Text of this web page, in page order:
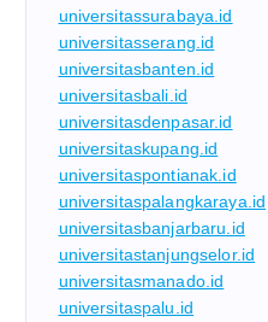
universitassurabaya.id
universitasserang.id
universitasbanten.id
universitasbali.id
universitasdenpasar.id
universitaskupang.id
universitaspontianak.id
universitaspalangkaraya.id
universitasbanjarbaru.id
universitastanjungselor.id
universitasmanado.id
universitaspalu.id